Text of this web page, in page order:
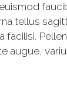
tellus
facilisi.
augue,